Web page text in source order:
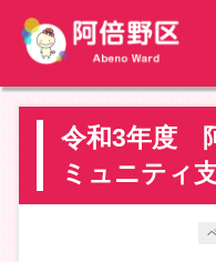
令和3年度
ミュニティ